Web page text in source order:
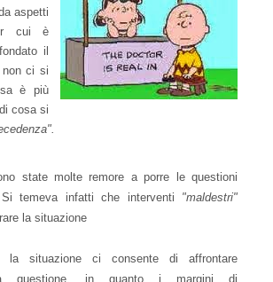
aspetti
cui è
il
ci si
è più
cosa si
state molte remore a porre le questioni
temeva infatti che interventi "maldestri"
la situazione
la situazione ci consente di affrontare
la questione, in quanto i margini di